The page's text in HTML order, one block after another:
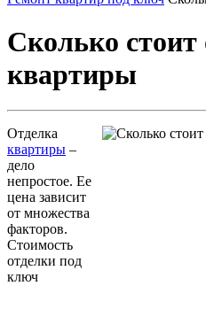
Сколько стоит
квартиры
Отделка
квартиры –
дело
непростое. Ее
цена зависит
от множества
факторов.
Стоимость
отделки под
ключ